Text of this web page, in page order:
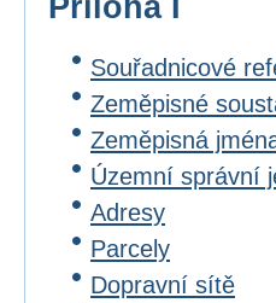
Souřadnicové
Zeměpisné
Zeměpisná
Územní správní
Adresy
Parcely
Dopravní sítě